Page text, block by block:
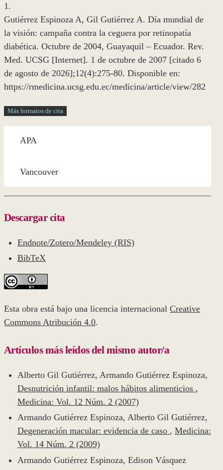
1.
Gutiérrez Espinoza A, Gil Gutiérrez A. Día mundial de
la visión: campaña contra la ceguera por retinopatía
diabética. Octubre de 2004, Guayaquil – Ecuador. Rev.
Med. UCSG [Internet]. 1 de octubre de 2007 [citado 6
de agosto de 2026];12(4):275-80. Disponible en:
https://rmedicina.ucsg.edu.ec/medicina/article/view/282
Más formatos de cita
APA
Vancouver
Descargar cita
Endnote/Zotero/Mendeley (RIS)
BibTeX
Esta obra está bajo una licencia internacional Creative
Commons Atribución 4.0.
Artículos más leídos del mismo autor/a
Alberto Gil Gutiérrez, Armando Gutiérrez Espinoza,
Desnutrición infantil: malos hábitos alimenticios ,
Medicina: Vol. 12 Núm. 2 (2007)
Armando Gutiérrez Espinoza, Alberto Gil Gutiérrez,
Degeneración macular: evidencia de caso , Medicina:
Vol. 14 Núm. 2 (2009)
Armando Gutiérrez Espinoza, Edison Vásquez